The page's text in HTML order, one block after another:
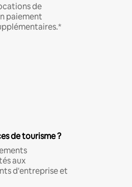
de
paiement
de tourisme ?
aux
d'entreprise et